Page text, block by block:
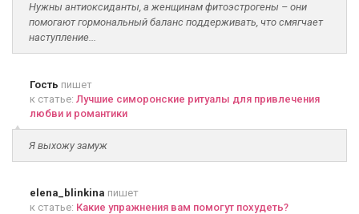
Нужны антиоксиданты, а женщинам фитоэстрогены – они
помогают гормональный баланс поддерживать, что смягчает
наступление...
Гость пишет
к статье: Лучшие симоронские ритуалы для привлечения
любви и романтики
Я выхожу замуж
elena_blinkina пишет
к статье: Какие упражнения вам помогут похудеть?